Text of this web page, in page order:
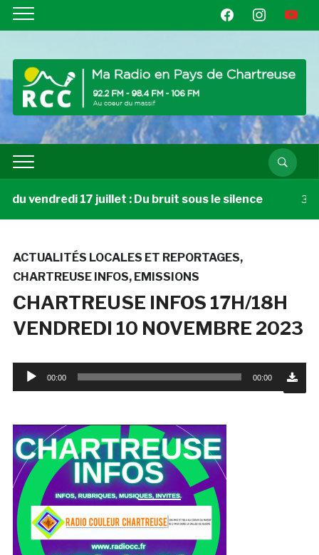
facebookinstagramyoutube
vendredi 17 juillet : Du bruit sous le silence 3
ACTUALITÉS LOCALES ET REPORTAGES,
CHARTREUSE INFOS, EMISSIONS
CHARTREUSE INFOS 17H/18H
VENDREDI 10 NOVEMBRE 2023
Lecteur
audio
00:00 00:00